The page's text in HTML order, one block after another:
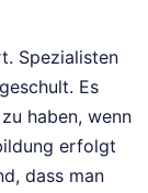
Spezialisten
Es
haben, wenn
erfolgt
dass man